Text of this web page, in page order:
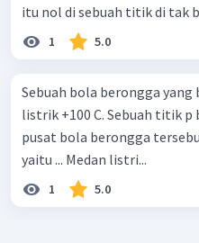
itu nol di sebuah titik di tak
1 5.0
Sebuah bola berongga
listrik +100 C. Sebuah titik p
pusat bola berongga
yaitu ... Medan listri...
1 5.0